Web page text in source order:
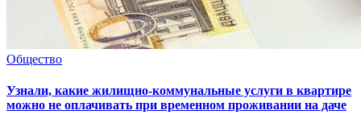
Общество
Узнали, какие жилищно-коммунальные услуги в квартире
можно не оплачивать при временном проживании на даче